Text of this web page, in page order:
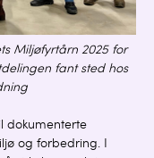
Miljøfyrtårn 2025 for
fant sted hos
dokumenterte
og forbedring. I